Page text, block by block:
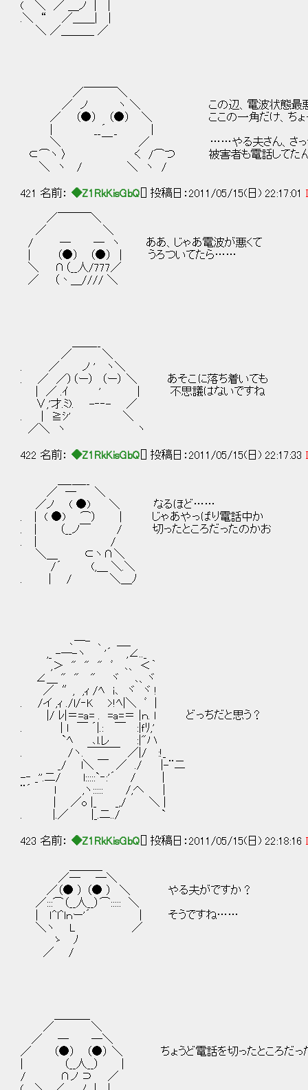
( ＼ ／ ＿ノ | |
.＼ “ ／＿＿| |
＼ ／＿＿＿ ／
／￣￣￣＼
／ ノ ヽ ＼ この辺、電波状態最悪な
／ （●） （●） ＼ ここの一角だけ、ちょっとだ
＼ ￣ ／ ……やる夫さん、さっき言って
⊂⌒ヽ 〉 く /⌒つ 被害者も電話してたんじ
＼ ヽ / ＼ ヽ /
421 名前： ◆Z1RkKisGbQ [] 投稿日：2011/05/15(日) 22:17:01
／￣￣￣＼
／ ＼
/ ─ ─ ヽ ああ、じゃあ電波が悪くて
| （●） （●） | うろついてたら……
＼ ∩（__人/777／
／ （丶＿//// ＼
／ ＼
. ／ ノ ' ヽ＼
. ／ ／）（ー） （ー） ＼ あそこに落ち着いても
| ／ .ｲ ' | 不思議はないですね
∨,'才.ﾐ). -‐‐- ／
. | ≧ｼ' ＼
／＼ ヽ ヽ
422 名前： ◆Z1RkKisGbQ [] 投稿日：2011/05/15(日) 22:17:33
／ ― ＼
／ノ ( ●) ＼ なるほど……
. ｜ ( ●) ⌒） | じゃあやっぱり電話中か
. ｜ （__ノ￣ / 切ったところだったのかお
. ｜ /
＼＿ ⊂ヽ∩＼
/´ (,＿ ＼.＼
. | / ＼＿ﾉ
､─- 、 ＿_
,_ -─-ヽ '´ ,∠.._
,＞ " " " ﾞ ､、 ＜｀
∠＿ " " " ヾ ､、ヾ
／ ″, ,ｨ /ﾍ i､ ヾ ヾ !
. /イ ,ｨ ./l/‐K >!ﾍ|＼ ﾞ |
|/ ﾚ|＝=a= . =a=＝ |ｎ. l どっちだと思う？
. | ｌ ￣ ´|.: ￣ :|ｆﾘ,'
`ﾍ ､l.レ :|"ハ
. /ヽ. ￣￣￣ ／|/ :!_
_/ l＼ ￣ ／ ./ |-¨二
-‐ _''.二/ l:::::`‐:'´ / |
¨´ l ,ヽ::::: /,へ |
| ／o |_ _,/ ＼ |
. |.／ |_.二../ `
423 名前： ◆Z1RkKisGbQ [] 投稿日：2011/05/15(日) 22:18:16
／─ ─＼
／（● ） （● ） ＼ やる夫がですか？
／:::⌒（__人__）⌒::::: ＼
| ｌ^l^lｎー'´ | そうですね……
＼ヽ L ／
ゝ ﾉ
／ /
／ ＼
／ ─ ─＼
／ （●） （●） ＼ ちょうど電話を切ったところだった
| （__人__） |
/ ∩ノ ⊃ ／